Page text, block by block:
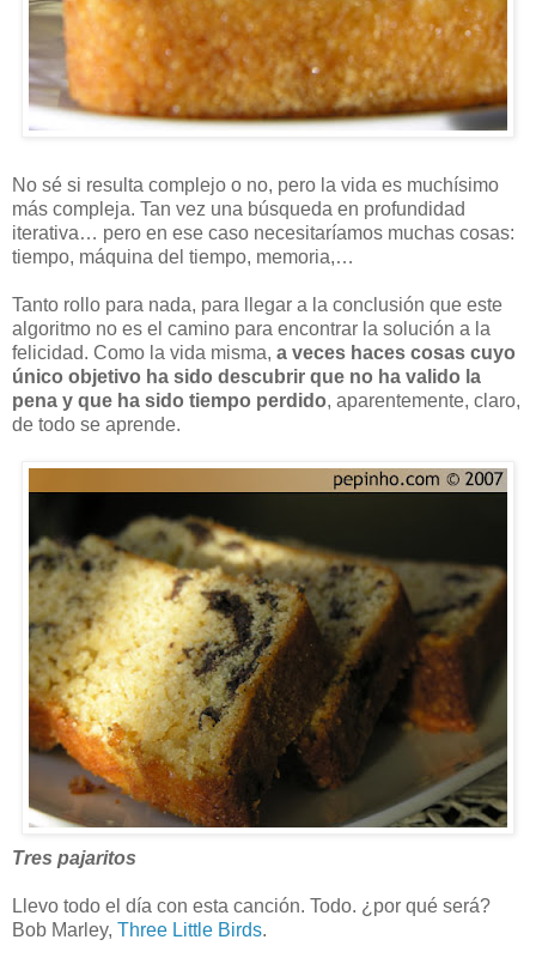
No sé si resulta complejo o no, pero la vida es muchísimo
más compleja. Tan vez una búsqueda en profundidad
iterativa… pero en ese caso necesitaríamos muchas cosas:
tiempo, máquina del tiempo, memoria,…
Tanto rollo para nada, para llegar a la conclusión que este
algoritmo no es el camino para encontrar la solución a la
felicidad. Como la vida misma, a veces haces cosas cuyo
único objetivo ha sido descubrir que no ha valido la
pena y que ha sido tiempo perdido, aparentemente, claro,
de todo se aprende.
Tres pajaritos
Llevo todo el día con esta canción. Todo. ¿por qué será?
Bob Marley, Three Little Birds.